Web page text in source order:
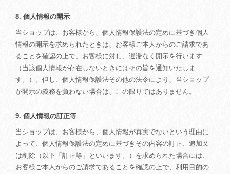
8. 個人情報の開示
当ショップは、お客様から、個人情報保護法の定めに基づき個人
情報の開示を求められたときは、お客様ご本人からのご請求であ
ることを確認の上で、お客様に対し、遅滞なく開示を行います
（当該個人情報が存在しないときにはその旨を通知いたしま
す。）。但し、個人情報保護法その他の法令により、当ショップ
が開示の義務を負わない場合は、この限りではありません。
9. 個人情報の訂正等
当ショップは、お客様から、個人情報が真実でないという理由に
よって、個人情報保護法の定めに基づきその内容の訂正、追加又
は削除（以下「訂正等」といいます。）を求められた場合には、
お客様ご本人からのご請求であることを確認の上で、利用目的の